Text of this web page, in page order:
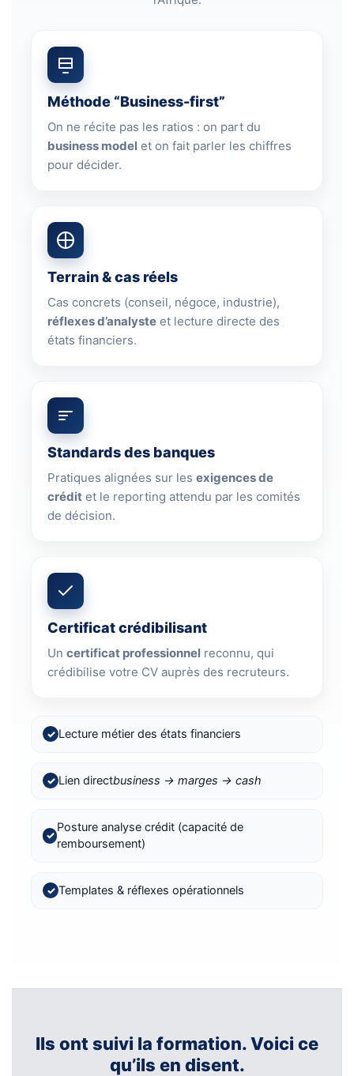
Méthode “Business-first”
On ne récite pas les ratios : on part du
business model et on fait parler les chiffres
pour décider.
Terrain & cas réels
Cas concrets (conseil, négoce, industrie),
réflexes d’analyste et lecture directe des
états financiers.
Standards des banques
Pratiques alignées sur les exigences de
crédit et le reporting attendu par les comités
de décision.
Certificat crédibilisant
Un certificat professionnel reconnu, qui
crédibilise votre CV auprès des recruteurs.
✓ Lecture métier des états financiers
✓ Lien directbusiness → marges → cash
✓
Posture analyse crédit (capacité de
remboursement)
✓ Templates & réflexes opérationnels
Ils ont suivi la formation. Voici ce
qu’ils en disent.